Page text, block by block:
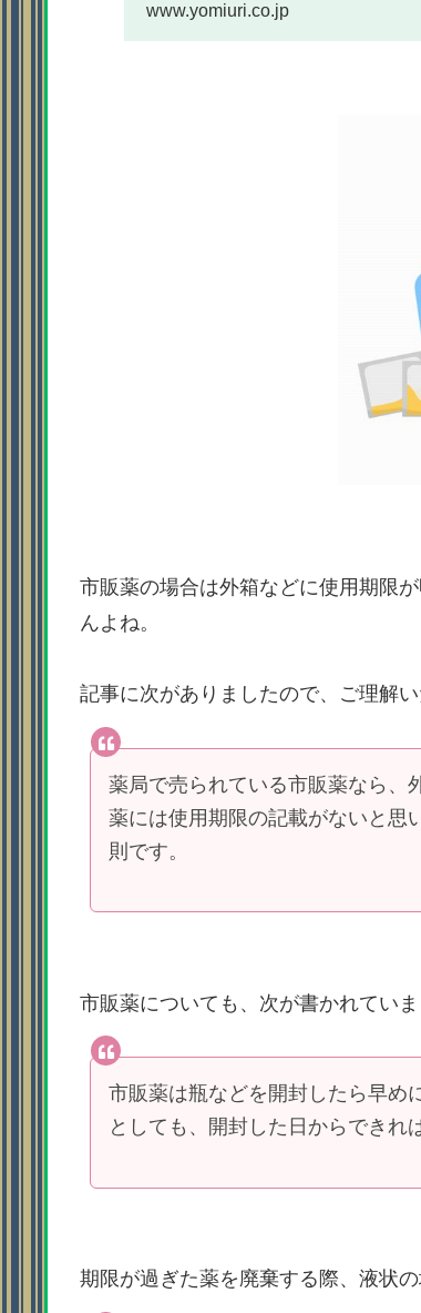
www.yomiuri.co.jp
市販薬の場合は外箱などに使用期限
んよね。
記事に次がありましたので、ご理解い
薬局で売られている市販薬なら、
薬には使用期限の記載がないと思
則です。
市販薬についても、次が書かれていま
市販薬は瓶などを開封したら早め
としても、開封した日からできれ
期限が過ぎた薬を廃棄する際、液状